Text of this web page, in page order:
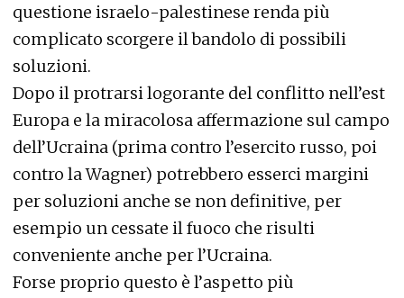
questione israelo-palestinese renda più
complicato scorgere il bandolo di possibili
soluzioni.
Dopo il protrarsi logorante del conflitto nell’est
Europa e la miracolosa affermazione sul campo
dell’Ucraina (prima contro l’esercito russo, poi
contro la Wagner) potrebbero esserci margini
per soluzioni anche se non definitive, per
esempio un cessate il fuoco che risulti
conveniente anche per l’Ucraina.
Forse proprio questo è l’aspetto più